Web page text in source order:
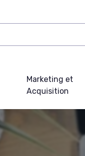
Marketing et
Acquisition